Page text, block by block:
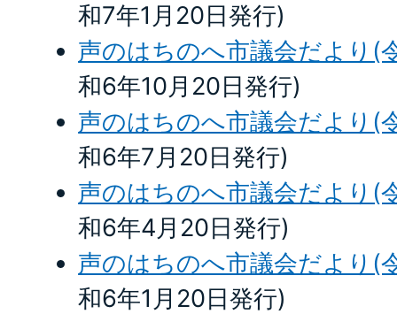
和7年1月20日発行)
声のはちのへ市議会だより(
和6年10月20日発行)
声のはちのへ市議会だより(
和6年7月20日発行)
声のはちのへ市議会だより(
和6年4月20日発行)
声のはちのへ市議会だより(
和6年1月20日発行)